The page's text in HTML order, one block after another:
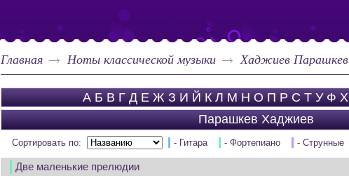
Главная Ноты классической музыки Хаджиев Парашкев
А Б В Г Д Е Ж З И Й К Л М Н О П Р С Т У Ф Х
Парашкев Хаджиев
Сортировать по: - Гитара - Фортепиано - Струнные
Две маленькие прелюдии